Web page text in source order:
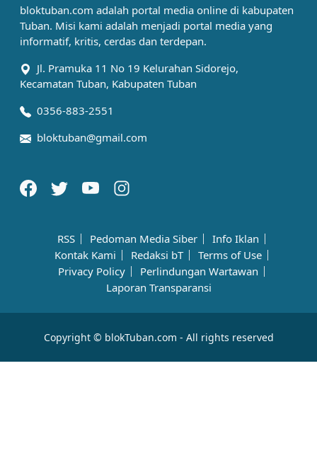
bloktuban.com adalah portal media online di kabupaten
Tuban. Misi kami adalah menjadi portal media yang
informatif, kritis, cerdas dan terdepan.
Jl. Pramuka 11 No 19 Kelurahan Sidorejo,
Kecamatan Tuban, Kabupaten Tuban
0356-883-2551
bloktuban@gmail.com
RSS Pedoman Media Siber
Info Iklan
Kontak Kami
Redaksi bT
Terms of Use
Privacy Policy
Perlindungan Wartawan
Laporan Transparansi
Copyright © blokTuban.com - All rights reserved